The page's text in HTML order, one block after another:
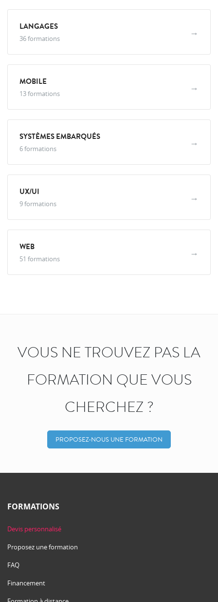
LANGAGES
36 formations
→
MOBILE
13 formations
→
SYSTÈMES EMBARQUÉS
6 formations
→
UX/UI
9 formations
→
WEB
51 formations
→
VOUS NE TROUVEZ PAS LA
FORMATION QUE VOUS
CHERCHEZ ?
PROPOSEZ-NOUS UNE FORMATION
FORMATIONS
Devis personnalisé
Proposez une formation
FAQ
Financement